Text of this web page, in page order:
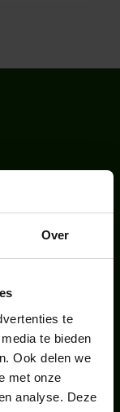
Over
te
te bieden
Ook delen we
met onze
analyse. Deze
– ZO